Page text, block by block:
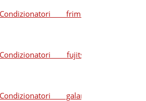
frimec
fujitsu
galanz